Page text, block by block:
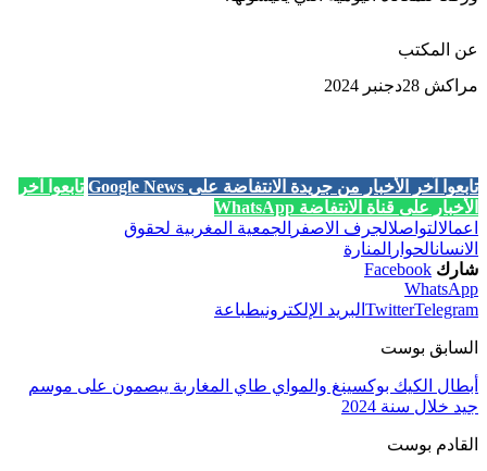
عن المكتب
مراكش 28دجنبر 2024
تابعوا آخر الأخبار من جريدة الانتفاضة على Google News
تابعوا آخر
الأخبار على قناة الانتفاضة WhatsApp
اعمالالتواصلالجرف الاصفر الجمعية المغربية لحقوق
الانسانالحوار المنارة
شارك Facebook
WhatsApp
TwitterTelegram البريد الإلكترونيطباعة
السابق بوست
أبطال الكيك بوكسينغ والمواي طاي المغاربة يبصمون على موسم
جيد خلال سنة 2024
القادم بوست